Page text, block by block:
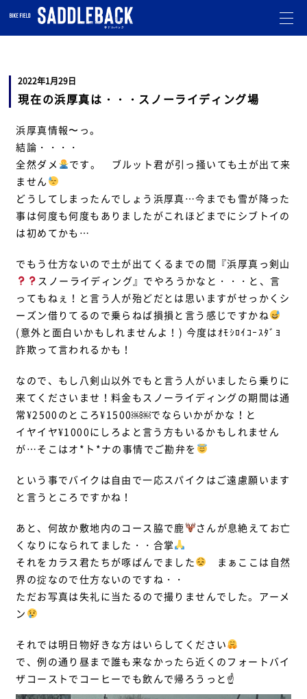
2022年1月29日
現在の浜厚真は・・・スノーライディング場
浜厚真情報〜っ。
結論・・・・
全然ダメ
です。 ブルット君が引っ掻いても土が出て来
ません
どうしてしまったんでしょう浜厚真…今までも雪が降った
事は何度も何度もありましたがこれほどまでにシブトイの
は初めてかも…
でもう仕方ないので土が出てくるまでの間『浜厚真っ剣山
スノーライディング』でやろうかなと・・・と、言
ってもねぇ！と言う人が殆どだとは思いますがせっかくシ
ーズン借りてるので乗らねば損損と言う感じですかね
(意外と面白いかもしれませんよ！) 今度はｵﾓｼﾛｲｺｰｽﾀﾞﾖ
詐欺って言われるかも！
なので、もし八剣山以外でもと言う人がいましたら乗りに
来てくださいませ！料金もスノーライディングの期間は通
常¥2500のところ¥1500￼￼でならいかがかな！と
イヤイヤ¥1000にしろよと言う方もいるかもしれません
が…そこはオ*ト*ナの事情でご勘弁を
という事でバイクは自由で一応スパイクはご遠慮願います
と言うところですかね！
あと、何故か敷地内のコース脇で鹿
さんが息絶えてお亡
くなりになられてました・・合掌
それをカラス君たちが啄ばんでました
まぁここは自然
界の掟なので仕方ないのですね・・
ただお写真は失礼に当たるので撮りませんでした。アーメ
ン
それでは明日物好きな方はいらしてください
で、例の通り昼まで誰も来なかったら近くのフォートバイ
ザコーストでコーヒーでも飲んで帰ろうっと☝️